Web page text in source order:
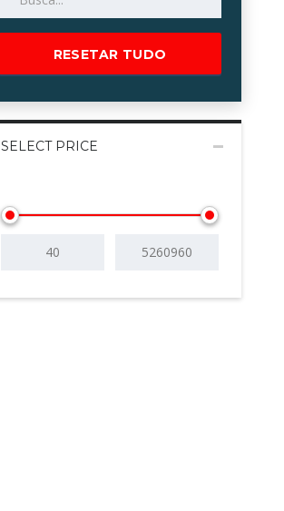
RESETAR TUDO
SELECT PRICE